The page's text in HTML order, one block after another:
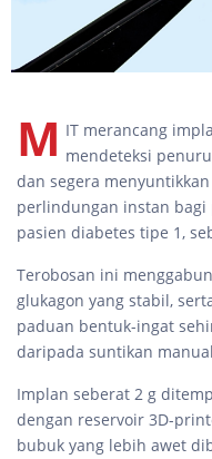
M IT merancang
mendeteksi
dan segera
perlindungan instan
pasien diabetes tipe 1,
Terobosan ini
glukagon yang stabil,
paduan bentuk-ingat
daripada suntikan
Implan seberat 2 g
dengan reservoir 3D-
bubuk yang lebih awet